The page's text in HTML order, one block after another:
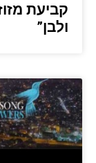
קביעת
ולבן”